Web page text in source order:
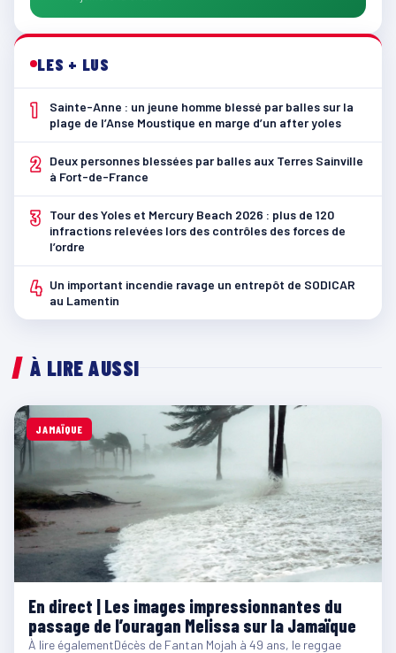
LES + LUS
1
Sainte-Anne : un jeune homme blessé par balles sur la
plage de l’Anse Moustique en marge d’un after yoles
2
Deux personnes blessées par balles aux Terres Sainville
à Fort-de-France
3
Tour des Yoles et Mercury Beach 2026 : plus de 120
infractions relevées lors des contrôles des forces de
l’ordre
4 Un important incendie ravage un entrepôt de SODICAR
au Lamentin
À LIRE AUSSI
JAMAÏQUE
En direct | Les images impressionnantes du
passage de l’ouragan Melissa sur la Jamaïque
À lire égalementDécès de Fantan Mojah à 49 ans, le reggae